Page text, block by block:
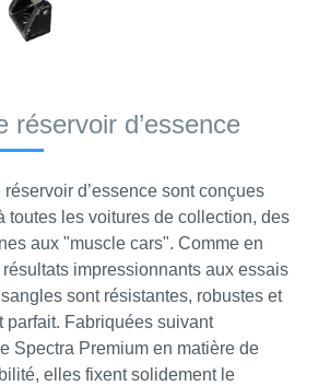
réservoir d’essence
d’essence sont conçues
toutes les voitures de collection, des
aux "muscle cars". Comme en
impressionnants aux essais
sont résistantes, robustes et
parfait. Fabriquées suivant
Spectra Premium en matière de
elles fixent solidement le